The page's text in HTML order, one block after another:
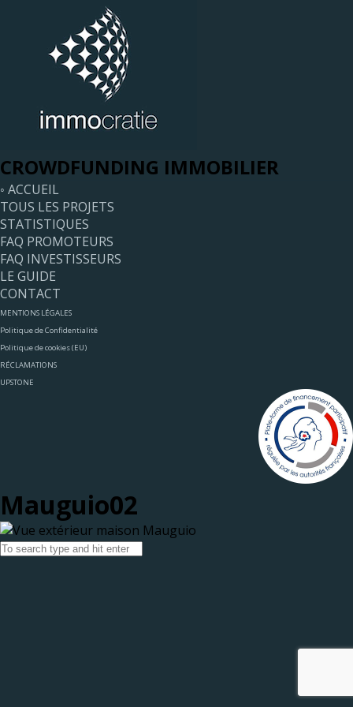
CROWDFUNDING IMMOBILIER
◦ ACCUEIL
TOUS LES PROJETS
STATISTIQUES
FAQ PROMOTEURS
FAQ INVESTISSEURS
LE GUIDE
CONTACT
MENTIONS LÉGALES
Politique de Confidentialité
Politique de cookies (EU)
RÉCLAMATIONS
UPSTONE
Mauguio02